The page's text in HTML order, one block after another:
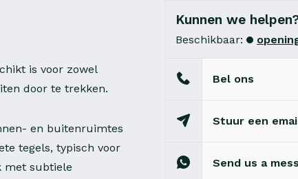
is voor zowel
door te trekken.
en buitenruimtes
tegels, typisch voor
met subtiele
Kunnen we
Beschikbaar:
Bel ons
Stuur een
Send us a